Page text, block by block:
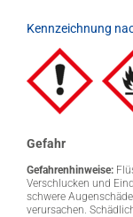
Kennzeichnung
Gefahr
Gefahrenhinweise:
Verschlucken und
schwere
verursachen.